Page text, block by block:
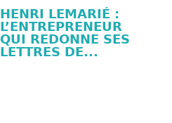
HENRI LEMARIÉ :
L’ENTREPRENEUR
QUI REDONNE SES
LETTRES DE...